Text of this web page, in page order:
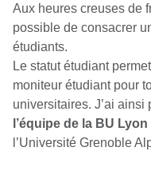
Aux heures creuses de
possible de consacrer
étudiants.
Le statut étudiant
moniteur étudiant pour
universitaires. J’ai ainsi
l’équipe de la BU Lyon
l’Université Grenoble